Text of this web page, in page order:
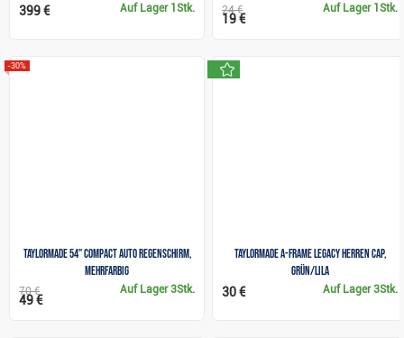
Auf Lager 1Stk.
399 € Auf Lager 1Stk.
24 €
19 €
TaylorMade 54" Compact Auto Regenschirm,
mehrfarbig
-30%
Auf Lager3Stk.
70 €
49 €
TaylorMade A-Frame Legacy Herren Cap,
grün/lila
Auf Lager3Stk.
30 €